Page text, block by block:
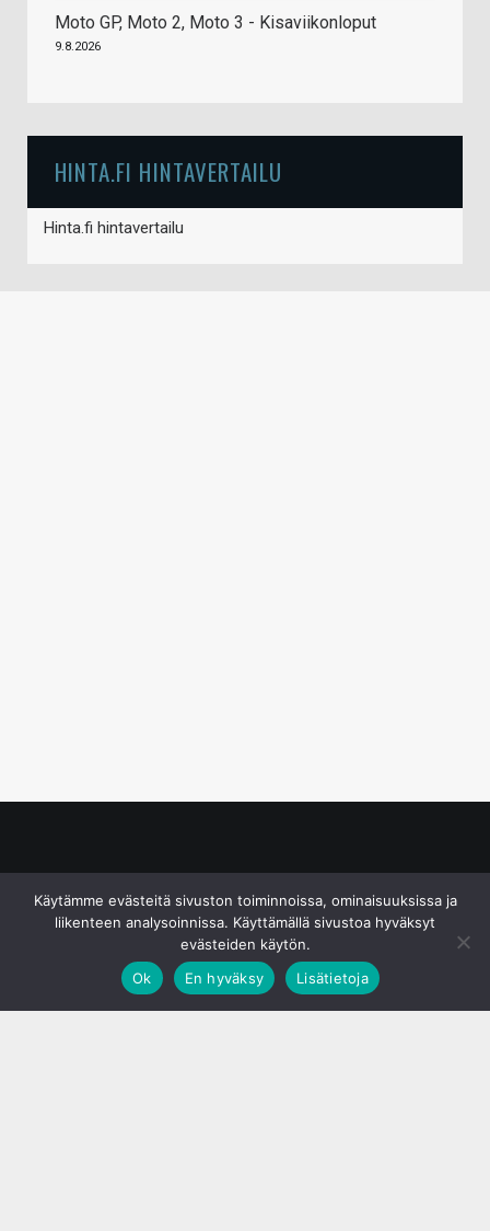
Moto GP, Moto 2, Moto 3 - Kisaviikonloput
9.8.2026
HINTA.FI HINTAVERTAILU
Hinta.fi hintavertailu
Käytämme evästeitä sivuston toiminnoissa, ominaisuuksissa ja
liikenteen analysoinnissa. Käyttämällä sivustoa hyväksyt
evästeiden käytön.
Ok
En hyväksy Lisätietoja